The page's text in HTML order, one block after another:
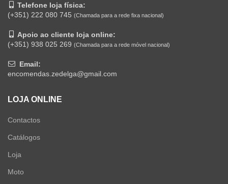
Telefone loja física:
(+351) 222 080 745 (Chamada para a rede fixa nacional)
Apoio ao cliente loja online:
(+351) 938 025 269 (Chamada para a rede móvel nacional)
Email:
encomendas.zedelga@gmail.com
LOJA ONLINE
Contactos
Catálogos
Loja
Moto